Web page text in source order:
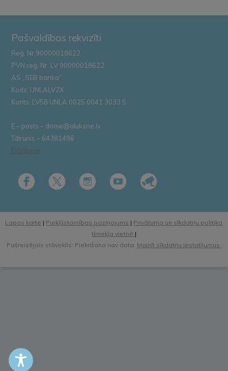
Pašvaldības rekvizīti
Reģ. Nr.90000018622
PVN reģ. Nr. LV 90000018622
AS „SEB banka”
Kods: UNLALV2X
Konts: LV58 UNLA 0025 0041 3033 5
E – pasts – dome@aluksne.lv
Tālrunis – 64381496
E-adrese
Lapas karte | Piekļūstamības paziņojums | Privātuma un sīkdatņu politika
tīmekļa vietnē |
Pašreizējais stāvoklis: Piekrišana nav dota. Mainīt sīkdatņu iestatījumus.